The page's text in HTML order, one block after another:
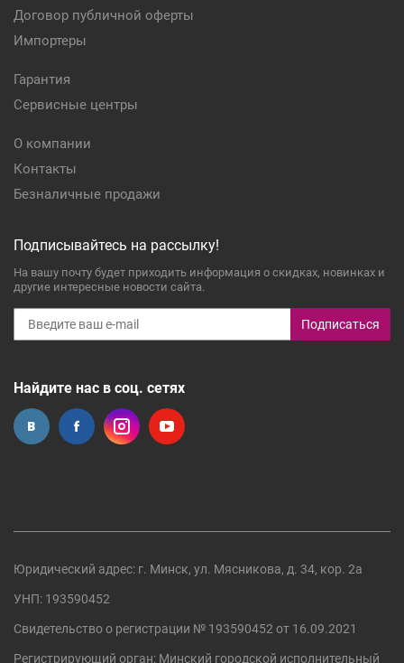
Договор публичной оферты
Импортеры
Гарантия
Сервисные центры
О компании
Контакты
Безналичные продажи
Подписывайтесь на рассылку!
На вашу почту будет приходить информация о скидках, новинках и
другие интересные новости сайта.
Подписаться
Найдите нас в соц. сетях
Юридический адрес: г. Минск, ул. Мясникова, д. 34, кор. 2а
УНП: 193590452
Свидетельство о регистрации № 193590452 от 16.09.2021
Регистрирующий орган: Минский городской исполнительный